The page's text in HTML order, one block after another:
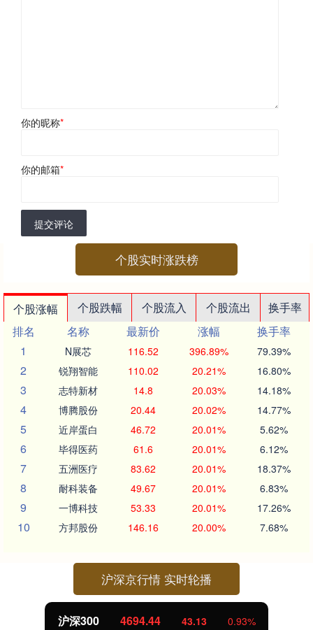
你的昵称*
你的邮箱*
提交评论
个股实时涨跌榜
个股涨幅 个股跌幅 个股流入 个股流出
换手率
排名
名称 最新价 涨幅
换手率
1
N展芯 116.52 396.89% 79.39%
2 锐翔智能 110.02 20.21% 16.80%
3 志特新材 14.8 20.03% 14.18%
4 博腾股份 20.44 20.02% 14.77%
5 近岸蛋白 46.72 20.01% 5.62%
6 毕得医药 61.6 20.01% 6.12%
7 五洲医疗 83.62 20.01% 18.37%
8 耐科装备 49.67 20.01% 6.83%
9 一博科技 53.33 20.01% 17.26%
10 方邦股份 146.16 20.00% 7.68%
沪深京行情 实时轮播
沪深300 4694.44 43.13 0.93%